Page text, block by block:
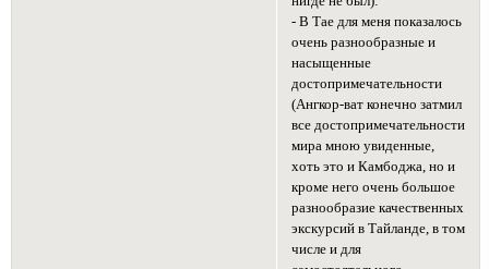
- В Тае для меня показалось
очень разнообразные и
насыщенные
достопримечательности
(Ангкор-ват конечно затмил
все достопримечательности
мира мною увиденные,
хоть это и Камбоджа, но и
кроме него очень большое
разнообразие качественных
экскурсий в Тайланде, в том
числе и для